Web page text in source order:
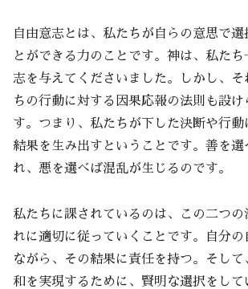
自由意志とは、私たちが自らの意思で選
とができる力のことです。神は、私た
志を与えてくださいました。しかし、そ
ちの行動に対する因果応報の法則も設け
す。つまり、私たちが下した決断や行動
結果を生み出すということです。善を選
れ、悪を選べば混乱が生じるのです。
私たちに課されているのは、この二つの
れに適切に従っていくことです。自分の
ながら、その結果に責任を持つ。そして
和を実現するために、賢明な選択をして